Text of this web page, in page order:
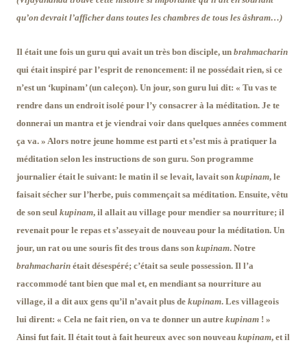
qu’on devrait l’afficher dans toutes les chambres de tous les âshram…)
Il était une fois un guru qui avait un très bon disciple, un brahmacharin
qui était inspiré par l’esprit de renoncement: il ne possédait rien, si ce
n’est un ‘kupinam’ (un caleçon). Un jour, son guru lui dit: « Tu vas te
rendre dans un endroit isolé pour l’y consacrer à la méditation. Je te
donnerai un mantra et je viendrai voir dans quelques années comment
ça va. » Alors notre jeune homme est parti et s’est mis à pratiquer la
méditation selon les instructions de son guru. Son programme
journalier était le suivant: le matin il se levait, lavait son kupinam, le
faisait sécher sur l’herbe, puis commençait sa méditation. Ensuite, vêtu
de son seul kupinam, il allait au village pour mendier sa nourriture; il
revenait pour le repas et s’asseyait de nouveau pour la méditation. Un
jour, un rat ou une souris fit des trous dans son kupinam. Notre
brahmacharin était désespéré; c’était sa seule possession. Il l’a
raccommodé tant bien que mal et, en mendiant sa nourriture au
village, il a dit aux gens qu’il n’avait plus de kupinam. Les villageois
lui dirent: « Cela ne fait rien, on va te donner un autre kupinam ! »
Ainsi fut fait. Il était tout à fait heureux avec son nouveau kupinam, et il